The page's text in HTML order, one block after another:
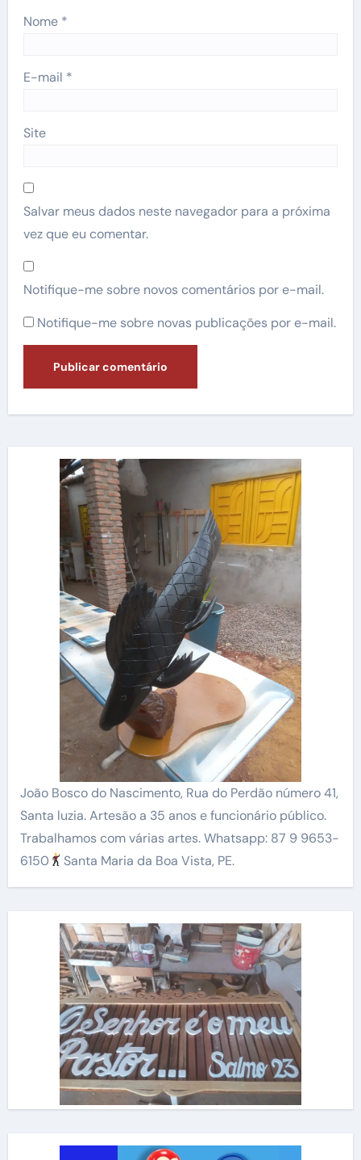
Nome *
E-mail *
Site
Salvar meus dados neste navegador para a próxima
vez que eu comentar.
Notifique-me sobre novos comentários por e-mail.
Notifique-me sobre novas publicações por e-mail.
João Bosco do Nascimento, Rua do Perdão número 41,
Santa luzia. Artesão a 35 anos e funcionário público.
Trabalhamos com várias artes. Whatsapp: 87 9 9653-
6150
Santa Maria da Boa Vista, PE.